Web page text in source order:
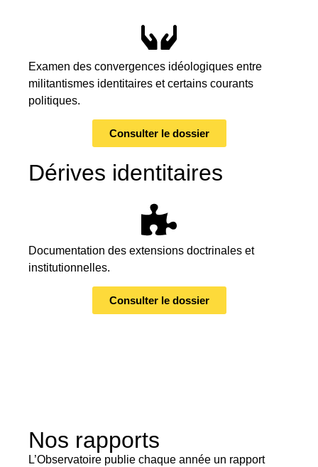
Examen des convergences idéologiques entre
militantismes identitaires et certains courants
politiques.
Consulter le dossier
Dérives identitaires
Documentation des extensions doctrinales et
institutionnelles.
Consulter le dossier
Nos rapports
L’Observatoire publie chaque année un rapport